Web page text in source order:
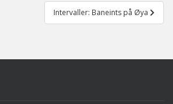
Intervaller: Baneints på Øya